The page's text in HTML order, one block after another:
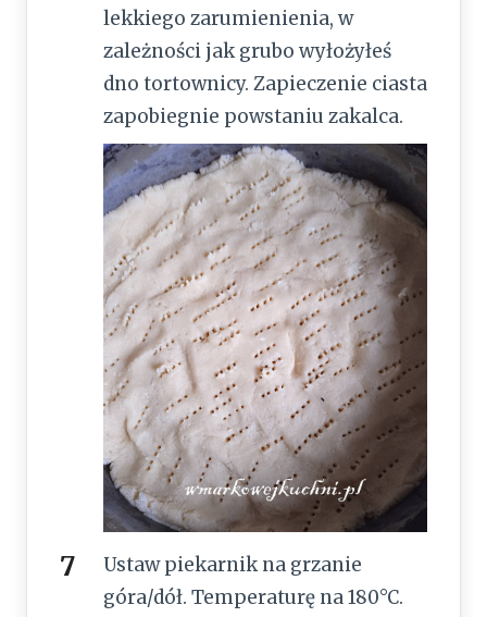
lekkiego zarumienienia, w
zależności jak grubo wyłożyłeś
dno tortownicy. Zapieczenie ciasta
zapobiegnie powstaniu zakalca.
Ustaw piekarnik na grzanie
góra/dół. Temperaturę na 180°C.